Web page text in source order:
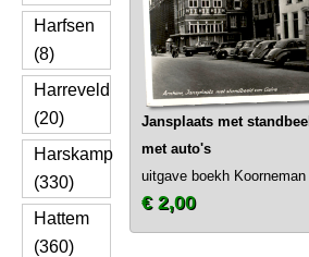
Harfsen
(8)
Harreveld
(20)
Harskamp
(330)
Hattem
(360)
Jansplaats met
met auto's
uitgave boekh Koorneman
€ 2,00